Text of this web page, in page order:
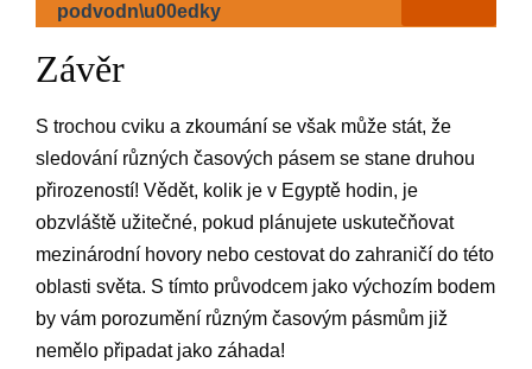
podvodn\u00edky
Závěr
S trochou cviku a zkoumání se však může stát, že
sledování různých časových pásem se stane druhou
přirozeností! Vědět, kolik je v Egyptě hodin, je
obzvláště užitečné, pokud plánujete uskutečňovat
mezinárodní hovory nebo cestovat do zahraničí do této
oblasti světa. S tímto průvodcem jako výchozím bodem
by vám porozumění různým časovým pásmům již
nemělo připadat jako záhada!